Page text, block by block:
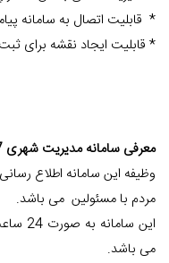
* قابلیت اتصال به سامانه
* قابلیت ایجاد نقشه برای
معرفی سامانه مدیریت شهری 137
وظیفه این سامانه اطلاع
مردم با مسئولین می باشد.
این
می باشد.